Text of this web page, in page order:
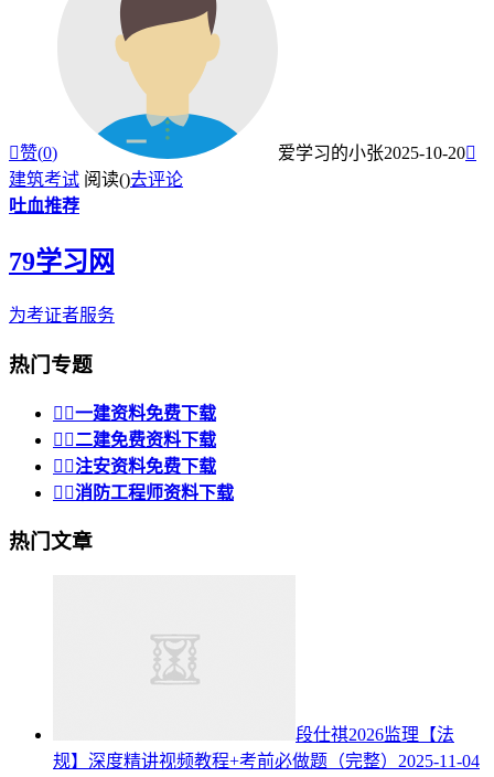
赞(0) 爱学习的小张2025-10-20
建筑考试 阅读()去评论
吐血推荐
79学习网
为考证者服务
热门专题
 一建资料免费下载
 二建免费资料下载
 注安资料免费下载
 消防工程师资料下载
热门文章
段仕祺2026监理【法
规】深度精讲视频教程+考前必做题（完整） 2025-11-04